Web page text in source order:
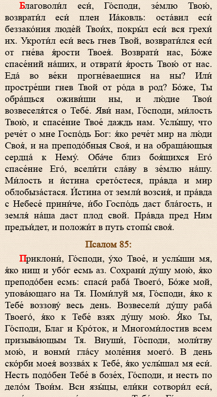
Благоволи́л еси́, Го́споди, зе́млю Твою́,
возврати́л еси́ плен Иа́ковль: оста́вил еси́
беззако́ния люде́й Твои́х, покры́л еси́ вся грехи́
их. Укроти́л еси́ весь гнев Твой, возврати́лся еси́
от гне́ва я́рости Твоея́. Возврати́ нас, Бо́же
спасе́ний на́ших, и отврати́ я́рость Твою́ от нас.
Еда́ во ве́ки прогне́ваешися на ны? Или́
простре́ши гнев Твой от ро́да в род? Бо́же, Ты
обра́щься оживи́ши ны, и лю́дие Твои́
возвеселя́тся о Тебе́. Яви́ нам, Го́споди, ми́лость
Твою́, и спасе́ние Твое́ даждь нам. Услы́шу, что
рече́т о мне Госпо́дь Бог: я́ко рече́т мир на лю́ди
Своя́, и на преподо́бныя Своя́, и на обраща́ющыя
сердца́ к Нему́. Оба́че близ боя́щихся Его́
спасе́ние Его́, всели́ти сла́ву в зе́млю на́шу.
Ми́лость и и́стина срето́стеся, пра́вда и мир
облобыза́стася. И́стина от земли́ возсия́, и пра́вда
с Небесе́ прини́че, и́бо Госпо́дь даст бла́гость, и
земля́ на́ша даст плод свой. Пра́вда пред Ним
предъи́дет, и положи́т в путь стопы́ своя́.
Псалом 85:
Приклони́, Го́споди, у́хо Твое́, и услы́ши мя,
я́ко нищ и убо́г есмь аз. Сохрани́ ду́шу мою́, я́ко
преподо́бен есмь: спаси́ раба́ Твоего́, Бо́же мой,
упова́ющаго на Тя. Поми́луй мя, Го́споди, я́ко к
Тебе́ воззову́ весь день. Возвесели́ ду́шу раба́
Твоего́, я́ко к Тебе́ взях ду́шу мою́. Я́ко Ты,
Го́споди, Благ и Кро́ток, и Многоми́лостив всем
призыва́ющым Тя. Внуши́, Го́споди, моли́тву
мою́, и вонми́ гла́су моле́ния моего́. В день
ско́рби моея́ воззва́х к Тебе́, я́ко услы́шал мя еси́.
Несть подо́бен Тебе́ в бозе́х, Го́споди, и несть по
дело́м Твои́м. Вси язы́цы, ели́ки сотвори́л еси́,